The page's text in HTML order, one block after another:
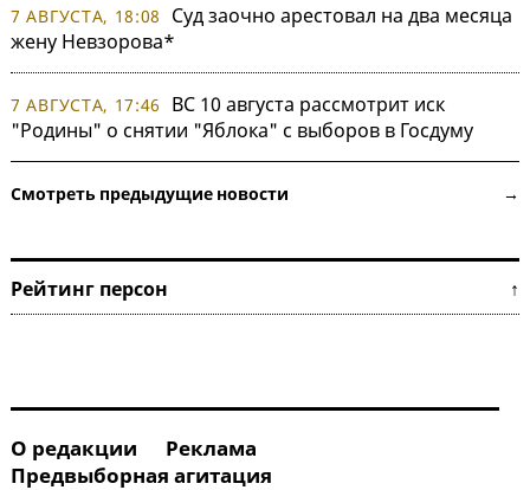
7 АВГУСТА, 18:08
Суд заочно арестовал на два месяца
жену Невзорова*
7 АВГУСТА, 17:46
ВС 10 августа рассмотрит иск
"Родины" о снятии "Яблока" с выборов в Госдуму
Смотреть предыдущие новости →
Рейтинг персон ↑
О редакции
Реклама
Предвыборная агитация